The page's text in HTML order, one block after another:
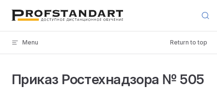
Skip to content
Menu Return to top
Приказ Ростехнадзора № 505